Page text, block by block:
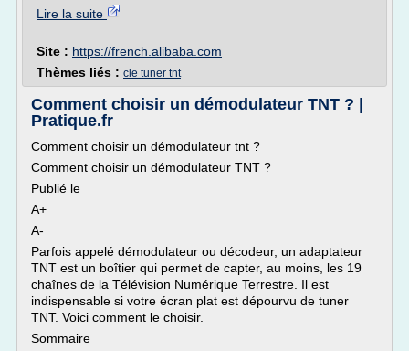
Lire la suite
Site : https://french.alibaba.com
Thèmes liés : cle tuner tnt
Comment choisir un démodulateur TNT ? |
Pratique.fr
Comment choisir un démodulateur tnt ?
Comment choisir un démodulateur TNT ?
Publié le
A+
A-
Parfois appelé démodulateur ou décodeur, un adaptateur
TNT est un boîtier qui permet de capter, au moins, les 19
chaînes de la Télévision Numérique Terrestre. Il est
indispensable si votre écran plat est dépourvu de tuner
TNT. Voici comment le choisir.
Sommaire